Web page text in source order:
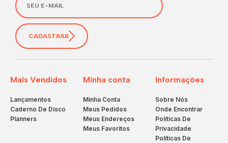
Mais Vendidos
Lançamentos
Caderno De Disco
Planners
Minha conta
Minha Conta
Meus Pedidos
Meus Endereços
Meus Favoritos
Informações
Sobre Nós
Onde Encontrar
Políticas De
Privacidade
Políticas De
CADASTRAR